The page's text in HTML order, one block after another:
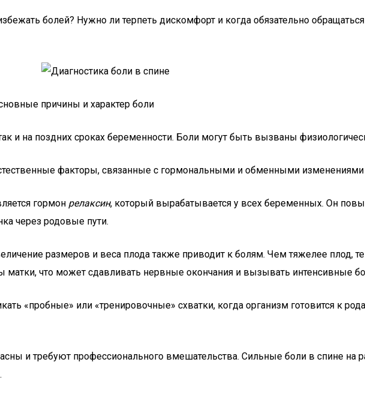
болей? Нужно ли терпеть дискомфорт и когда обязательно
причины и характер боли
и на поздних сроках беременности. Боли могут быть вызваны
факторы, связанные с гормональными и обменными изменениями
гормон релаксин, который вырабатывается у всех беременных. Он
через родовые пути.
размеров и веса плода также приводит к болям. Чем тяжелее плод,
матки, что может сдавливать нервные окончания и вызывать интенсивные
«пробные» или «тренировочные» схватки, когда организм готовится к
и требуют профессионального вмешательства. Сильные боли в спине